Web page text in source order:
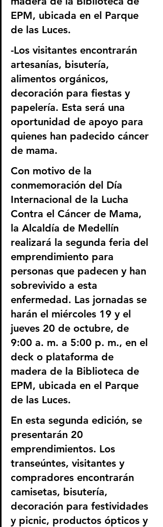
EPM, ubicada en el Parque
de las Luces.
-Los visitantes encontrarán
artesanías, bisutería,
alimentos orgánicos,
decoración para fiestas y
papelería. Esta será una
oportunidad de apoyo para
quienes han padecido cáncer
de mama.
Con motivo de la
conmemoración del Día
Internacional de la Lucha
Contra el Cáncer de Mama,
la Alcaldía de Medellín
realizará la segunda feria del
emprendimiento para
personas que padecen y han
sobrevivido a esta
enfermedad. Las jornadas se
harán el miércoles 19 y el
jueves 20 de octubre, de
9:00 a. m. a 5:00 p. m., en el
deck o plataforma de
madera de la Biblioteca de
EPM, ubicada en el Parque
de las Luces.
En esta segunda edición, se
presentarán 20
emprendimientos. Los
transeúntes, visitantes y
compradores encontrarán
camisetas, bisutería,
decoración para festividades
y picnic, productos ópticos y